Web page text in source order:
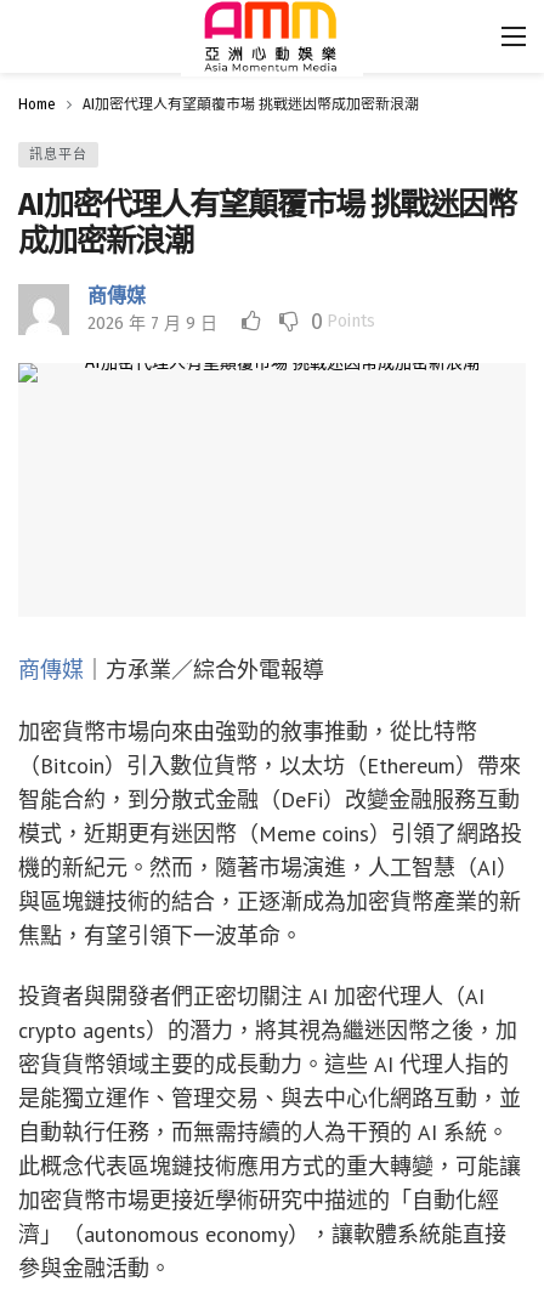
Home AI加密代理人有望顛覆市場 挑戰迷因幣成加密新浪潮
訊息平台
AI加密代理人有望顛覆市場 挑戰迷因幣
成加密新浪潮
商傳媒
2026 年 7 月 9 日 0 Points
商傳媒 ｜方承業／綜合外電報導
加密貨幣市場向來由強勁的敘事推動，從比特幣
（Bitcoin）引入數位貨幣，以太坊（Ethereum）帶來
智能合約，到分散式金融（DeFi）改變金融服務互動
模式，近期更有迷因幣（Meme coins）引領了網路投
機的新紀元。然而，隨著市場演進，人工智慧（AI）
與區塊鏈技術的結合，正逐漸成為加密貨幣產業的新
焦點，有望引領下一波革命。
投資者與開發者們正密切關注 AI 加密代理人（AI
crypto agents）的潛力，將其視為繼迷因幣之後，加
密貨貨幣領域主要的成長動力。這些 AI 代理人指的
是能獨立運作、管理交易、與去中心化網路互動，並
自動執行任務，而無需持續的人為干預的 AI 系統。
此概念代表區塊鏈技術應用方式的重大轉變，可能讓
加密貨幣市場更接近學術研究中描述的「自動化經
濟」（autonomous economy），讓軟體系統能直接
參與金融活動。